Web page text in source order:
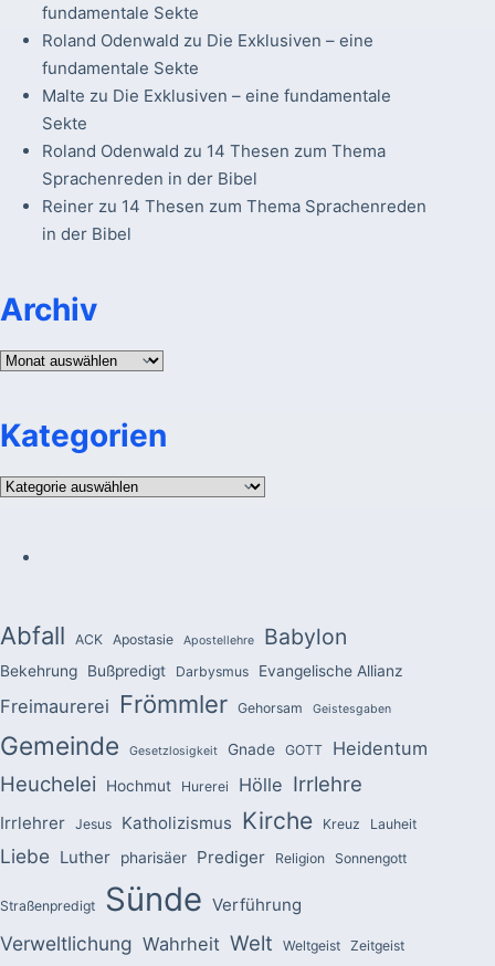
fundamentale Sekte
Roland Odenwald zu Die Exklusiven – eine
fundamentale Sekte
Malte zu Die Exklusiven – eine fundamentale
Sekte
Roland Odenwald zu 14 Thesen zum Thema
Sprachenreden in der Bibel
Reinerzu 14 Thesen zum Thema Sprachenreden
in der Bibel
Archiv
Archiv
Kategorien
Kategorien
Abfall ACK Apostasie Apostellehre Babylon
Bekehrung Bußpredigt Darbysmus Evangelische Allianz
Freimaurerei Frömmler Gehorsam Geistesgaben
Gemeinde Gesetzlosigkeit Gnade GOTT Heidentum
Heuchelei Hochmut Hurerei Hölle Irrlehre
Irrlehrer Jesus Katholizismus Kirche Kreuz Lauheit
Liebe Luther pharisäer Prediger Religion Sonnengott
Straßenpredigt Sünde Verführung
Verweltlichung Wahrheit Welt Weltgeist Zeitgeist